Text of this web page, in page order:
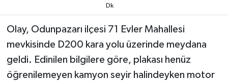
Dk
Olay, Odunpazarı ilçesi 71 Evler Mahallesi
mevkisinde D200 kara yolu üzerinde meydana
geldi. Edinilen bilgilere göre, plakası henüz
öğrenilemeyen kamyon seyir halindeyken motor